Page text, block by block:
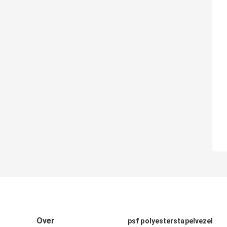
Over psf polyesterstapelvezel